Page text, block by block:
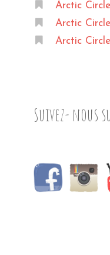
Arctic
Arctic
Arctic
Suivez- nous